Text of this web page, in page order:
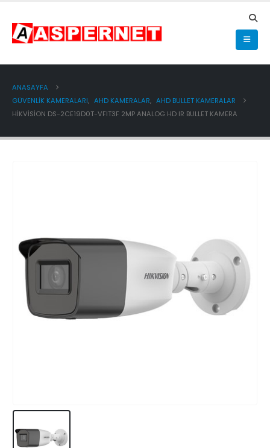
ANASAYFA
GÜVENLİK KAMERALARI, AHD KAMERALAR, AHD BULLET KAMERALAR
HIKVISION DS-2CE19D0T-VFIT3F 2MP ANALOG HD IR BULLET KAMERA